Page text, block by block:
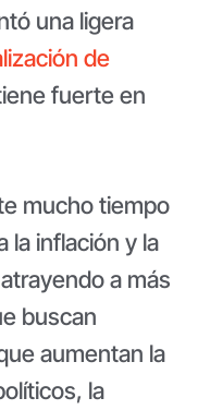
una ligera
de
fuerte en
mucho tiempo
la inflación y la
a más
buscan
aumentan la
la